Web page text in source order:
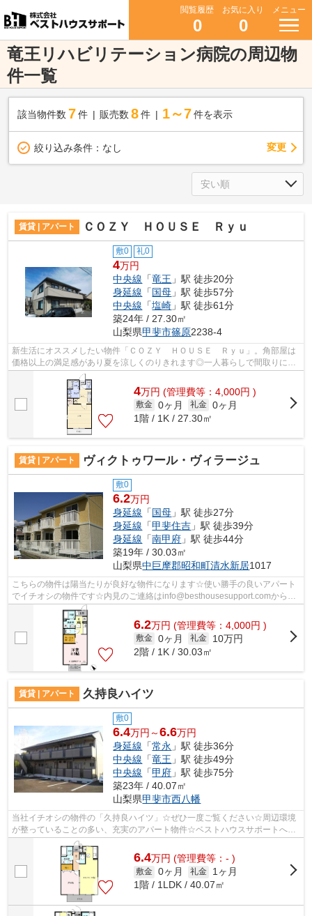
閲覧履歴
0
お気に入り
0
メニュー
竜王リハビリテーション病院の周辺物
件一覧
該当物件数 7件 販売数 8 件 1～7 件を表示
絞り込み条件： なし 変更
賃貸 | アパート ＣＯＺＹ ＨＯＵＳＥ Ｒｙｕ
敷0 礼0
4万円
中央線 「竜王 」駅 徒歩20分
身延線 「国母 」駅 徒歩57分
中央線 「塩崎 」駅 徒歩61分
築24年 / 27.30㎡
山梨県甲斐市篠原2238-4
新生活にオススメしたい物件「ＣＯＺＹ ＨＯＵＳＥ Ｒｙｕ」。角部屋は
価格以上の満足感があり夏を涼しくのりきれます◎一人暮らしで間取りに悩
んでいる方は1Kがオススメです◎こちら...
4万円 (管理費等：4,000円 )
敷金 0ヶ月 礼金 0ヶ月
1階 / 1K / 27.30㎡
賃貸 | アパート ヴィクトゥワール・ヴィラージュ
敷0
6.2万円
身延線 「国母 」駅 徒歩27分
身延線 「甲斐住吉 」駅 徒歩39分
身延線 「南甲府 」駅 徒歩44分
築19年 / 30.03㎡
山梨県中巨摩郡昭和町清水新居1017
こちらの物件は陽当たりが良好な物件になります☆使い勝手の良いアパート
でイチオシの物件です☆内見のご連絡はinfo@besthousesupport.comからお
待ちしております☆また当社までお問い合...
6.2万円 (管理費等：4,000円 )
敷金 0ヶ月 礼金
10万円
2階 / 1K / 30.03㎡
賃貸 | アパート 久持良ハイツ
敷0
6.4万円～6.6万円
身延線 「常永 」駅 徒歩36分
中央線 「竜王 」駅 徒歩49分
中央線 「甲府 」駅 徒歩75分
築23年 / 40.07㎡
山梨県甲斐市西八幡
当社イチオシの物件の「久持良ハイツ」☆ぜひ一度ご覧ください☆周辺環境
が整っていることの多い、充実のアパート物件☆ベストハウスサポートへの
ご連絡は、こちらの055-287-7788からお願...
6.4万円 (管理費等：- )
敷金 0ヶ月 礼金
1ヶ月
1階 / 1LDK / 40.07㎡